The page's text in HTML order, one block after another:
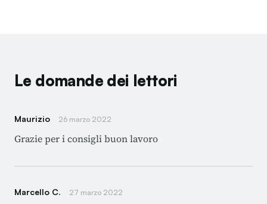
Le domande dei lettori
Maurizio 26 marzo 2022
Grazie per i consigli buon lavoro
Marcello C. 27 marzo 2022